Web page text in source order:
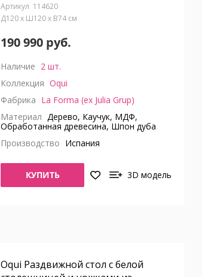
114620
Д120 x Ш120 x В74 см
190 990 руб.
Наличие 2 шт.
Коллекция Oqui
Фабрика La Forma (ex Julia Grup)
Материал Дерево, Каучук, МДФ,
Обработанная древесина, Шпон дуба
Производство Испания
КУПИТЬ 3D модель
Oqui Раздвижной стол с белой